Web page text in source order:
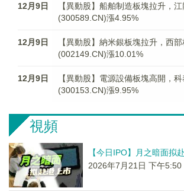
12月9日
【異動股】船舶制造板塊拉升，
(300589.CN)漲4.95%
12月9日
【異動股】納米銀板塊拉升，西
(002149.CN)漲10.01%
12月9日
【異動股】電源設備板塊高開，
(300153.CN)漲9.95%
視頻
【今日IPO】月之暗面拟
2026年7月21日 下午5:50